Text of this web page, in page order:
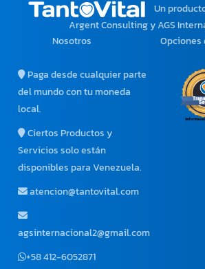
Un
Argent Consulting y AGS
Nosotros
Opciones
Paga desde cualquier parte
del mundo con tu moneda
local.
Ciertos Productos y
Servicios solo están
disponibles para Venezuela.
atencion@tantovital.com
agsinternacional2@gmail.com
+58 412-6052871